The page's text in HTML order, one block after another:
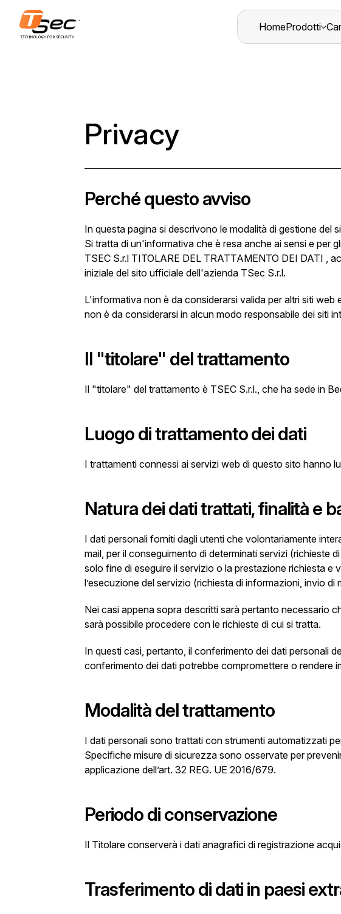
HomeProdotti
Privacy
Perché questo avviso
In questa pagina si descrivono le modalità di gestione del
Si tratta di un'informativa che è resa anche ai sensi e per
TSEC S.r.l TITOLARE DEL TRATTAMENTO DEI DATI ,
iniziale del sito ufficiale dell'azienda TSec S.r.l.
L'informativa non è da considerarsi valida per altri siti
non è da considerarsi in alcun modo responsabile dei siti
Il "titolare" del trattamento
Il "titolare" del trattamento è TSEC S.r.l., che ha sede in
Luogo di trattamento dei dati
I trattamenti connessi ai servizi web di questo sito hanno
Natura dei dati trattati, finalità e
I dati personali forniti dagli utenti che volontariamente
mail, per il conseguimento di determinati servizi (richieste
solo fine di eseguire il servizio o la prestazione richiesta
l’esecuzione del servizio (richiesta di informazioni, invio di
Nei casi appena sopra descritti sarà pertanto necessario
sarà possibile procedere con le richieste di cui si tratta.
In questi casi, pertanto, il conferimento dei dati personali
conferimento dei dati potrebbe compromettere o rendere
Modalità del trattamento
I dati personali sono trattati con strumenti automatizzati
Specifiche misure di sicurezza sono osservate per
applicazione dell’art. 32 REG. UE 2016/679.
Periodo di conservazione
Il Titolare conserverà i dati anagrafici di registrazione
Trasferimento di dati in paesi